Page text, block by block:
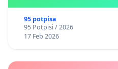
95 potpisa
95 Potpisi / 2026
17 Feb 2026